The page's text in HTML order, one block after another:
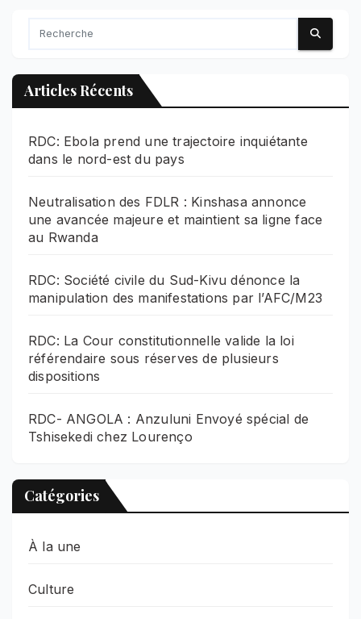
Articles Récents
RDC: Ebola prend une trajectoire inquiétante
dans le nord-est du pays
Neutralisation des FDLR : Kinshasa annonce
une avancée majeure et maintient sa ligne face
au Rwanda
RDC: Société civile du Sud-Kivu dénonce la
manipulation des manifestations par l’AFC/M23
RDC: La Cour constitutionnelle valide la loi
référendaire sous réserves de plusieurs
dispositions
RDC- ANGOLA : Anzuluni Envoyé spécial de
Tshisekedi chez Lourenço
Catégories
À la une
Culture